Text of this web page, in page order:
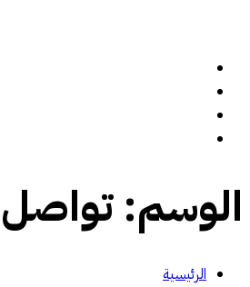
الوسم:تواصل
الرئيسية